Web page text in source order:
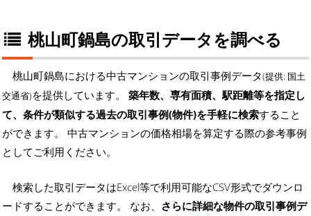
桃山町鍋島の取引データを調べる
桃山町鍋島における中古マンションの取引事例データ(提供: 国土
交通省)を提供しています。 築年数、専有面積、駅距離等を指定し
て、条件が類似する過去の取引事例(物件)を手軽に検索すること
ができます。 中古マンションの価格相場を算定する際の参考事例
としてご利用ください。
検索した取引データはExcel等で利用可能なCSV形式でダウンロ
ードすることができます。 なお、 さらに詳細な物件の取引事例デ